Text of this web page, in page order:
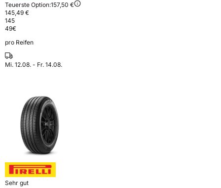
Teuerste Option:157,50 €
145,49 €
145
49€
pro Reifen
Mi. 12.08. - Fr. 14.08.
Sehr gut